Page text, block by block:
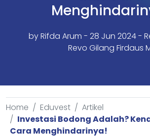
byRifda Arum - 28 Jun 2024 -
Revo Gilang Firdaus
Home Eduvest
Artikel
Investasi Bodong Adalah?
Cara Menghindarinya!